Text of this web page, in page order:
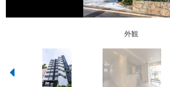
外観
1Fエントランス
スイートルーム寝室1
スイートルーム寝室2
デラックスツインルーム
ツインルーム
ダブルルーム
客室内設備
シャワールーム
お風呂（スイートルーム）